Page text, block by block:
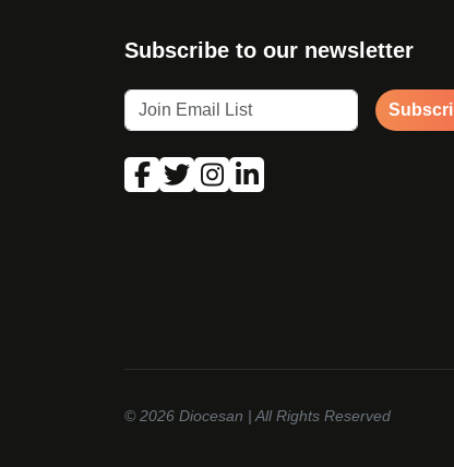
Subscribe to our newsletter
© 2026 Diocesan | All Rights Reserved